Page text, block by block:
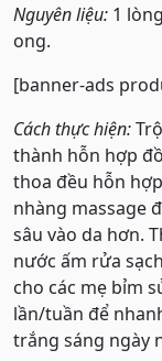
Nguyên liệu: 1
ong.
[banner-ads
Cách thực hiện:
thành hỗn hợp
thoa đều hỗn
nhàng massage
sâu vào da hơn.
nước ấm rửa
cho các mẹ bỉm
lần/tuần để
trắng sáng ngày